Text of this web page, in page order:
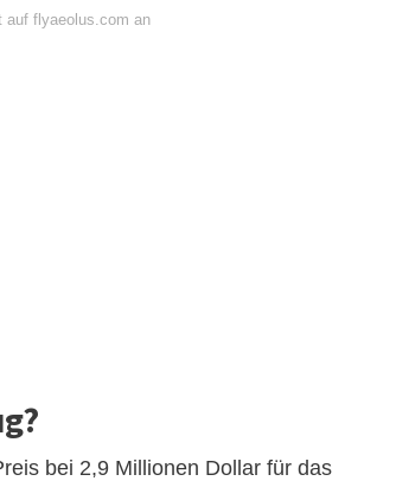
auf flyaeolus.com an
bei 2,9 Millionen Dollar für das